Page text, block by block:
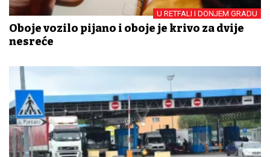
U RETFALI I DONJEM GRADU
Oboje vozilo pijano i oboje je krivo za dvije
nesreće